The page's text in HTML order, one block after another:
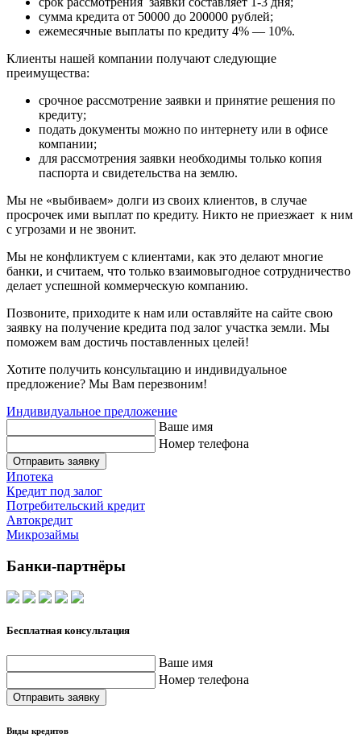
сумма кредита от 50000 до 200000 рублей;
ежемесячные выплаты по кредиту 4% — 10%.
Клиенты нашей компании получают следующие
преимущества:
срочное рассмотрение заявки и принятие решения по
кредиту;
подать документы можно по интернету или в офисе
компании;
для рассмотрения заявки необходимы только копия
паспорта и свидетельства на землю.
Мы не «выбиваем» долги из своих клиентов, в случае
просрочек ими выплат по кредиту. Никто не приезжает к ним
с угрозами и не звонит.
Мы не конфликтуем с клиентами, как это делают многие
банки, и считаем, что только взаимовыгодное сотрудничество
делает успешной коммерческую компанию.
Позвоните, приходите к нам или оставляйте на сайте свою
заявку на получение кредита под залог участка земли. Мы
поможем вам достичь поставленных целей!
Хотите получить консультацию и индивидуальное
предложение? Мы Вам перезвоним!
Индивидуальное предложение
Ваше имя
Номер телефона
Отправить заявку
Ипотека
Кредит под залог
Потребительский кредит
Автокредит
Микрозаймы
Банки-партнёры
Бесплатная консультация
Ваше имя
Номер телефона
Отправить заявку
Виды кредитов